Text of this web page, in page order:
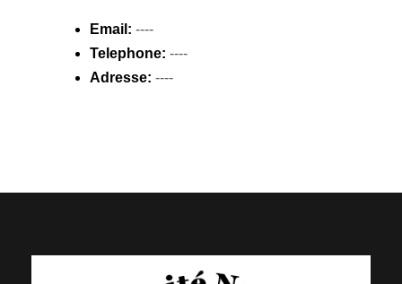
Email: ----
Telephone: ----
Adresse: ----